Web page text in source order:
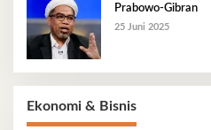
Prabowo-Gibran
25 Juni 2025
Ekonomi & Bisnis